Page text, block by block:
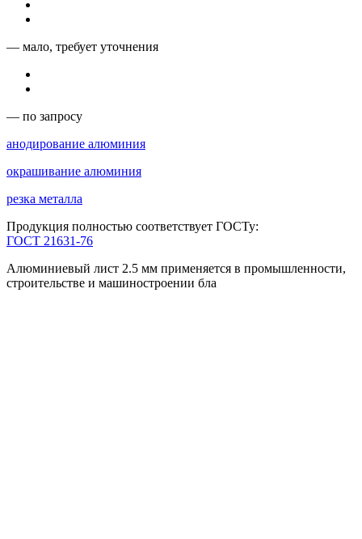
— мало, требует уточнения
— по запросу
анодирование алюминия
окрашивание алюминия
резка металла
Продукция полностью соответствует ГОСТу:
ГОСТ 21631-76
Алюминиевый лист 2.5 мм применяется в промышленности,
строительстве и машиностроении бла